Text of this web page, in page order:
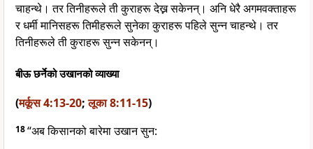
चाहन्थे। तर तिनीहरूले ती कुराहरू देख्न सकेनन्। अनि धेरै अगमवक्ताहरू
र धर्मी मानिसहरू तिमीहरूले सुनेका कुराहरू पहिले सुन्न चाहन्थे। तर
तिनीहरूले ती कुराहरू सुन्न सकेनन्।
बीऊ छर्नेको उखानको व्याख्या
(मर्कूस 4:13-20;लूका 8:11-15)
18“अब किसानको बारेमा उखान सुन: